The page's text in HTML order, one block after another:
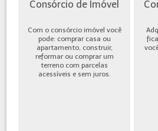
Consórcio de Imóvel
Com o consórcio imóvel você
pode: comprar casa ou
apartamento, construir,
reformar ou comprar um
terreno com parcelas
acessíveis e sem juros.